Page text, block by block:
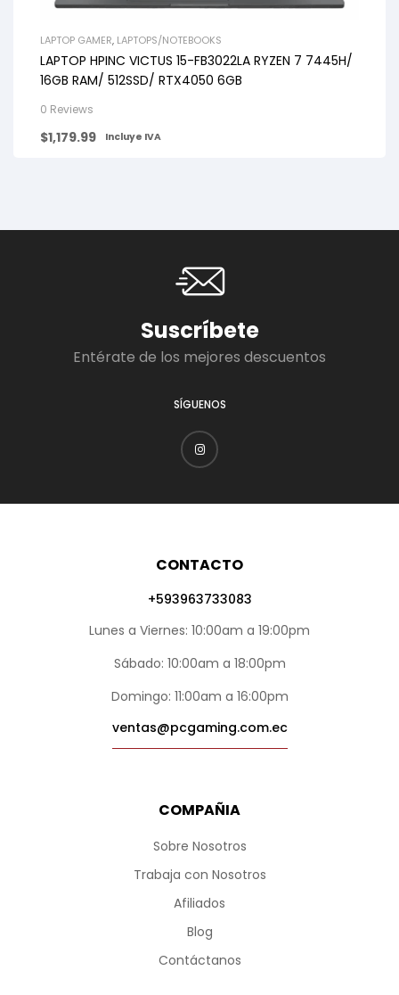
LAPTOP GAMER, LAPTOPS/NOTEBOOKS
LAPTOP HPINC VICTUS 15-FB3022LA RYZEN 7 7445H/
16GB RAM/ 512SSD/ RTX4050 6GB
0 Reviews
$1,179.99 Incluye IVA
Suscríbete
Entérate de los mejores descuentos
SÍGUENOS
COMPAÑIA
Sobre Nosotros
Trabaja con Nosotros
Afiliados
Blog
Contáctanos
CONTACTO
+593963733083
Lunes a Viernes: 10:00am a 19:00pm
Sábado: 10:00am a 18:00pm
Domingo: 11:00am a 16:00pm
ventas@pcgaming.com.ec